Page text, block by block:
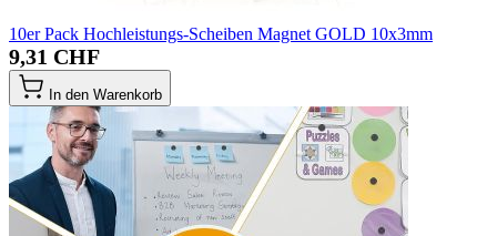
10er Pack Hochleistungs-Scheiben Magnet GOLD 10x3mm
9,31 CHF
In den Warenkorb